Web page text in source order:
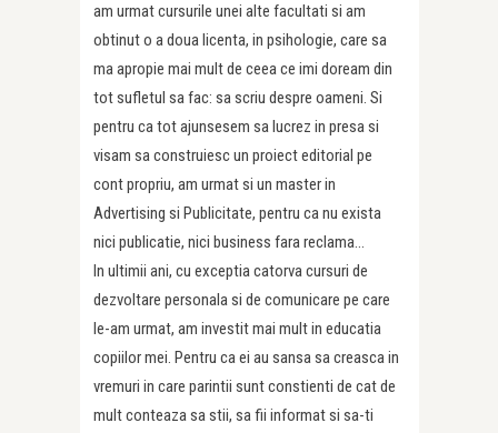
am urmat cursurile unei alte facultati si am
obtinut o a doua licenta, in psihologie, care sa
ma apropie mai mult de ceea ce imi doream din
tot sufletul sa fac: sa scriu despre oameni. Si
pentru ca tot ajunsesem sa lucrez in presa si
visam sa construiesc un proiect editorial pe
cont propriu, am urmat si un master in
Advertising si Publicitate, pentru ca nu exista
nici publicatie, nici business fara reclama…
In ultimii ani, cu exceptia catorva cursuri de
dezvoltare personala si de comunicare pe care
le-am urmat, am investit mai mult in educatia
copiilor mei. Pentru ca ei au sansa sa creasca in
vremuri in care parintii sunt constienti de cat de
mult conteaza sa stii, sa fii informat si sa-ti